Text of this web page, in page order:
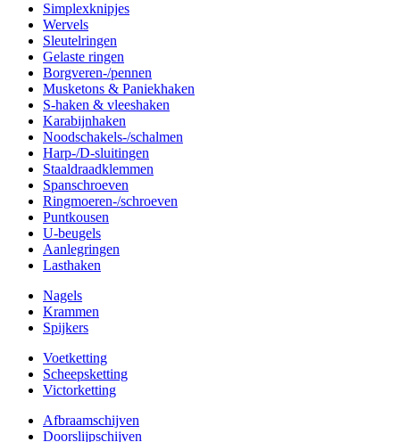
Simplexknipjes
Wervels
Sleutelringen
Gelaste ringen
Borgveren-/pennen
Musketons & Paniekhaken
S-haken & vleeshaken
Karabijnhaken
Noodschakels-/schalmen
Harp-/D-sluitingen
Staaldraadklemmen
Spanschroeven
Ringmoeren-/schroeven
Puntkousen
U-beugels
Aanlegringen
Lasthaken
Nagels
Krammen
Spijkers
Voetketting
Scheepsketting
Victorketting
Afbraamschijven
Doorslijpschijven